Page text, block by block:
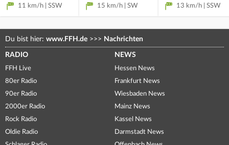
11 km/h | SSW 15 km/h | SW 13 km/h | SSW
Du bist hier: www.FFH.de >>> Nachrichten
RADIO
FFH Live
80er Radio
90er Radio
2000er Radio
Rock Radio
Oldie Radio
NEWS
Hessen News
Frankfurt News
Wiesbaden News
Mainz News
Kassel News
Darmstadt News